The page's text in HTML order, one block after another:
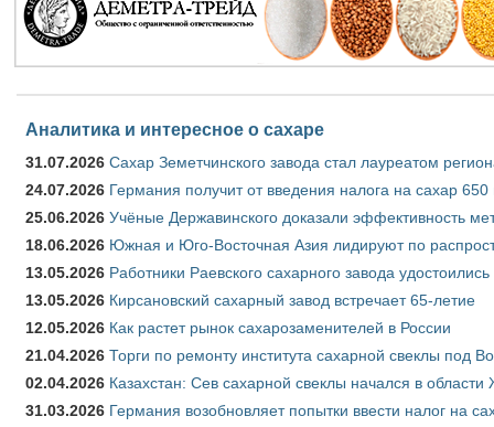
Аналитика и интересное о сахаре
31.07.2026 Сахар Земетчинского завода стал лауреатом
24.07.2026 Германия получит от введения налога на сахар
25.06.2026 Учёные Державинского доказали эффективность
18.06.2026 Южная и Юго-Восточная Азия лидируют по
13.05.2026 Работники Раевского сахарного завода удостоились
13.05.2026 Кирсановский сахарный завод встречает 65-летие
12.05.2026 Как растет рынок сахарозаменителей в России
21.04.2026 Торги по ремонту института сахарной свеклы под
02.04.2026 Казахстан: Сев сахарной свеклы начался в области
31.03.2026 Германия возобновляет попытки ввести налог на